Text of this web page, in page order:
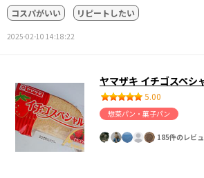
コスパがいい リピートしたい
2025-02-10 14:18:22
ヤマザキ イチゴスペシ
5.00
惣菜パン・菓子パン
185件のレビ